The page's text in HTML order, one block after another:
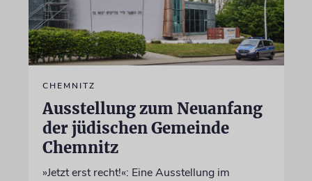
CHEMNITZ
Ausstellung zum Neuanfang
der jüdischen Gemeinde
Chemnitz
»Jetzt erst recht!«: Eine Ausstellung im